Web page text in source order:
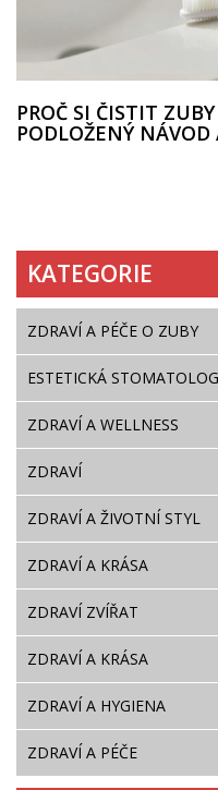
PROČ SI ČISTIT
PODLOŽENÝ NÁVOD
KATEGORIE
ZDRAVÍ A PÉČE O ZUBY
ESTETICKÁ
ZDRAVÍ A WELLNESS
ZDRAVÍ
ZDRAVÍ A ŽIVOTNÍ STYL
ZDRAVÍ A KRÁSA
ZDRAVÍ ZVÍŘAT
ZDRAVÍ A KRÁSA
ZDRAVÍ A HYGIENA
ZDRAVÍ A PÉČE